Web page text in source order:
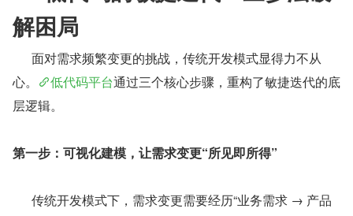
解困局
心。
低代码平台通过三个核心步骤，重构了敏捷迭代的底
层逻辑。
第一步：可视化建模，让需求变更“所见即所得”